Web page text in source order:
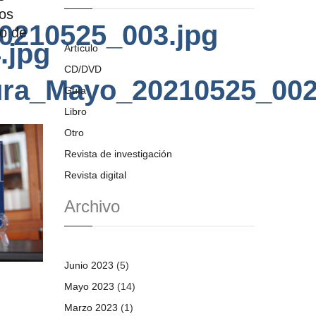
de
Artículo
CD/DVD
Guía
Libro
Otro
Revista de investigación
Revista digital
Archivo
Junio 2023 (5)
Mayo 2023 (14)
Marzo 2023 (1)